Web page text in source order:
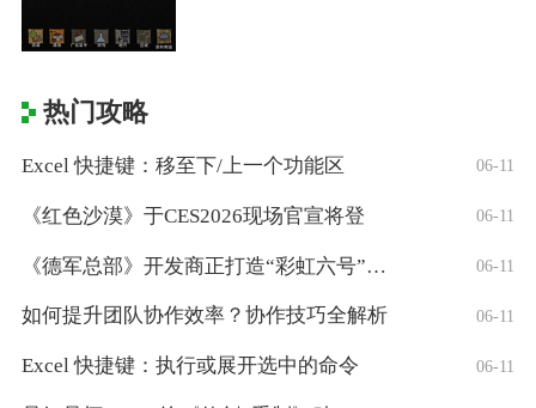
热门攻略
Excel 快捷键：移至下/上一个功能区 06-11
《红色沙漠》于CES2026现场官宣将登 06-11
《德军总部》开发商正打造“彩虹六号”风格 06-11
如何提升团队协作效率？协作技巧全解析 06-11
Excel 快捷键：执行或展开选中的命令 06-11